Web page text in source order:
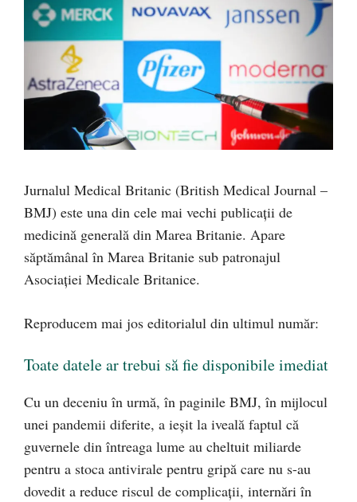
Jurnalul Medical Britanic (British Medical Journal –
BMJ) este una din cele mai vechi publicații de
medicină generală din Marea Britanie. Apare
săptămânal în Marea Britanie sub patronajul
Asociației Medicale Britanice.
Reproducem mai jos editorialul din ultimul număr:
Toate datele ar trebui să fie disponibile imediat
Cu un deceniu în urmă, în paginile BMJ, în mijlocul
unei pandemii diferite, a ieșit la iveală faptul că
guvernele din întreaga lume au cheltuit miliarde
pentru a stoca antivirale pentru gripă care nu s-au
dovedit a reduce riscul de complicații, internări în